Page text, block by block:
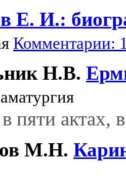
Е. И.:
Комментарии:
Н.В.
пяти актах,
М.Н.